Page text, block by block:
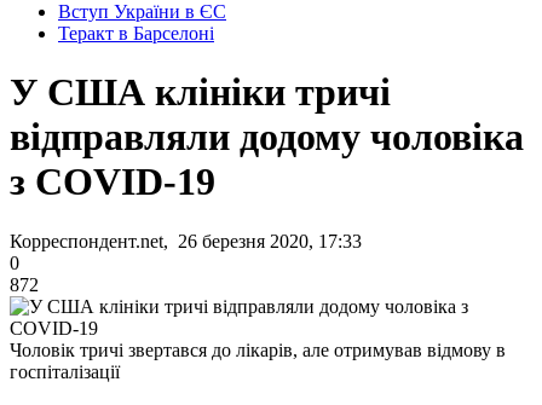
Вступ України в ЄС
Теракт в Барселоні
У США клініки тричі
відправляли додому чоловіка
з COVID-19
Корреспондент.net, 26 березня 2020, 17:33
0
872
Чоловік тричі звертався до лікарів, але отримував відмову в
госпіталізації